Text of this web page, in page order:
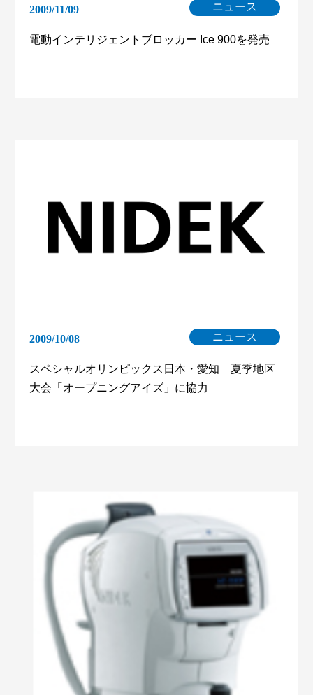
2009/11/09 ニュース
電動インテリジェントブロッカー Ice 900を発売
2009/10/08 ニュース
スペシャルオリンピックス日本・愛知 夏季地区
大会「オープニングアイズ」に協力